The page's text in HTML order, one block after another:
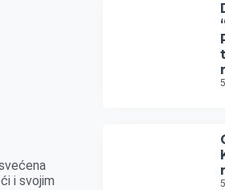
i svojim